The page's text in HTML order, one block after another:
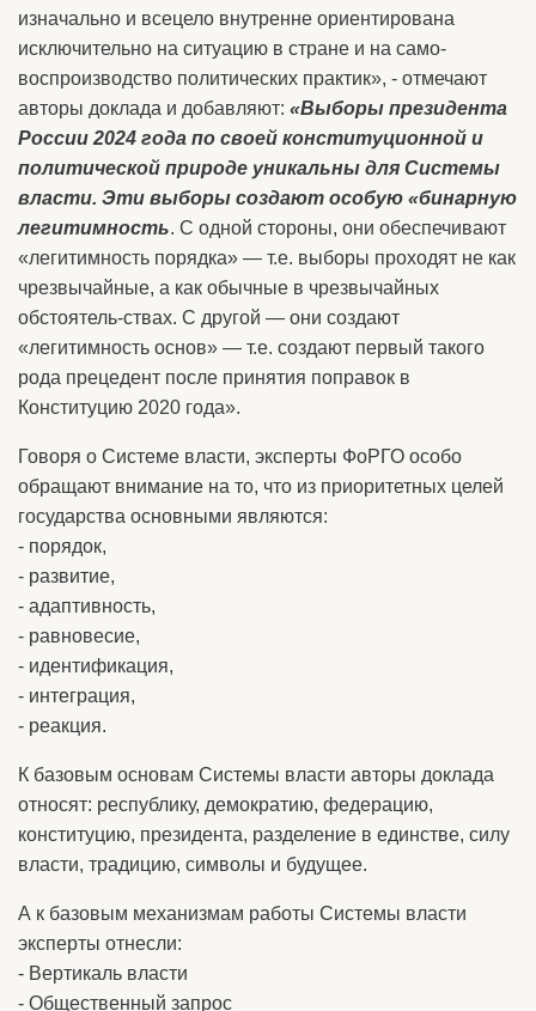
изначально и всецело внутренне ориентирована
исключительно на ситуацию в стране и на само-
воспроизводство политических практик», - отмечают
авторы доклада и добавляют: «Выборы президента
России 2024 года по своей конституционной и
политической природе уникальны для Системы
власти. Эти выборы создают особую «бинарную
легитимность. С одной стороны, они обеспечивают
«легитимность порядка» — т.е. выборы проходят не как
чрезвычайные, а как обычные в чрезвычайных
обстоятель-ствах. С другой — они создают
«легитимность основ» — т.е. создают первый такого
рода прецедент после принятия поправок в
Конституцию 2020 года».
Говоря о Системе власти, эксперты ФоРГО особо
обращают внимание на то, что из приоритетных целей
государства основными являются:
- порядок,
- развитие,
- адаптивность,
- равновесие,
- идентификация,
- интеграция,
- реакция.
К базовым основам Системы власти авторы доклада
относят: республику, демократию, федерацию,
конституцию, президента, разделение в единстве, силу
власти, традицию, символы и будущее.
А к базовым механизмам работы Системы власти
эксперты отнесли:
- Вертикаль власти
- Общественный запрос